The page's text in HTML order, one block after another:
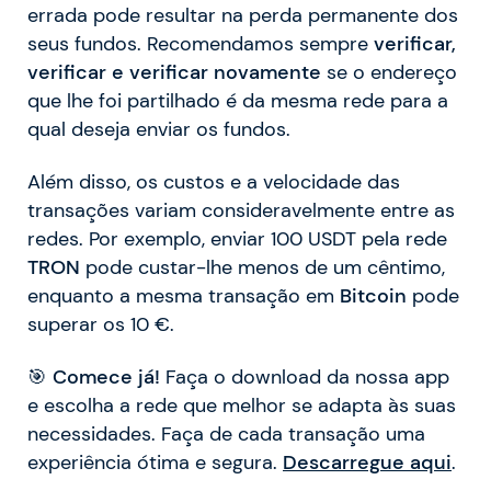
errada pode resultar na perda permanente dos
seus fundos. Recomendamos sempre verificar,
verificar e verificar novamente se o endereço
que lhe foi partilhado é da mesma rede para a
qual deseja enviar os fundos.
Além disso, os custos e a velocidade das
transações variam consideravelmente entre as
redes. Por exemplo, enviar 100 USDT pela rede
TRON pode custar-lhe menos de um cêntimo,
enquanto a mesma transação em Bitcoin pode
superar os 10 €.
🎯 Comece já! Faça o download da nossa app
e escolha a rede que melhor se adapta às suas
necessidades. Faça de cada transação uma
experiência ótima e segura. Descarregue aqui.